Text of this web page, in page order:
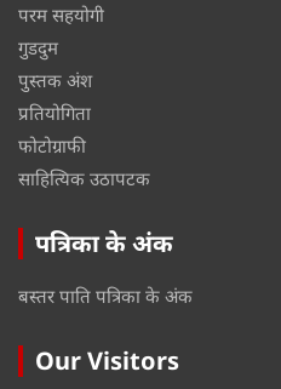
परम सहयोगी
गुडदुम
पुस्तक अंश
प्रतियोगिता
फोटोग्राफी
साहित्यिक उठापटक
पत्रिका के अंक
बस्तर पाति पत्रिका के अंक
Our Visitors